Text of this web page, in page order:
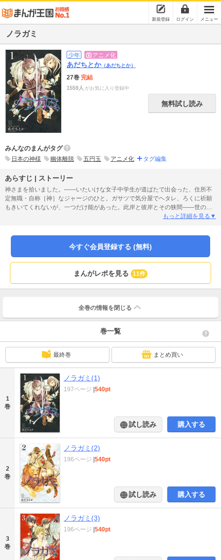
新規登録 ログイン メニュー
ノラガミ
少年 アニメ化
あだちとか（あだちとか）
27巻 完結
1559人 がお気に入り登録中
無料試し読み
みんなのまんがタグ
日本の神様 幽体離脱 五円玉 アニメ化 タグ編集
あらすじ | ストーリー
神さまを拾いました。――いたいけな女子中学生が道ばたで出会った、住所不
定無職・自称［神］なジャージのひと。ガサツで気分屋でヘタレ、ろくに祈願
もきいてくれないが、一つだけ能があった。此岸と彼岸とその狭間――世の有
象無象すべてを、ぶった斬ること!! 『アライブ 最終進化的少年』のアートワ
もっと詳細を見る▼
今すぐ会員登録する (無料)
まんがレポを見る 11件
全巻の情報を 閉じる
巻一覧
最終巻 まとめ買い
1
巻
ノラガミ(1)
197ページ 540pt
試し読み 購入する
2
巻
ノラガミ(2)
196ページ 540pt
試し読み 購入する
3
巻
ノラガミ(3)
196ページ 540pt